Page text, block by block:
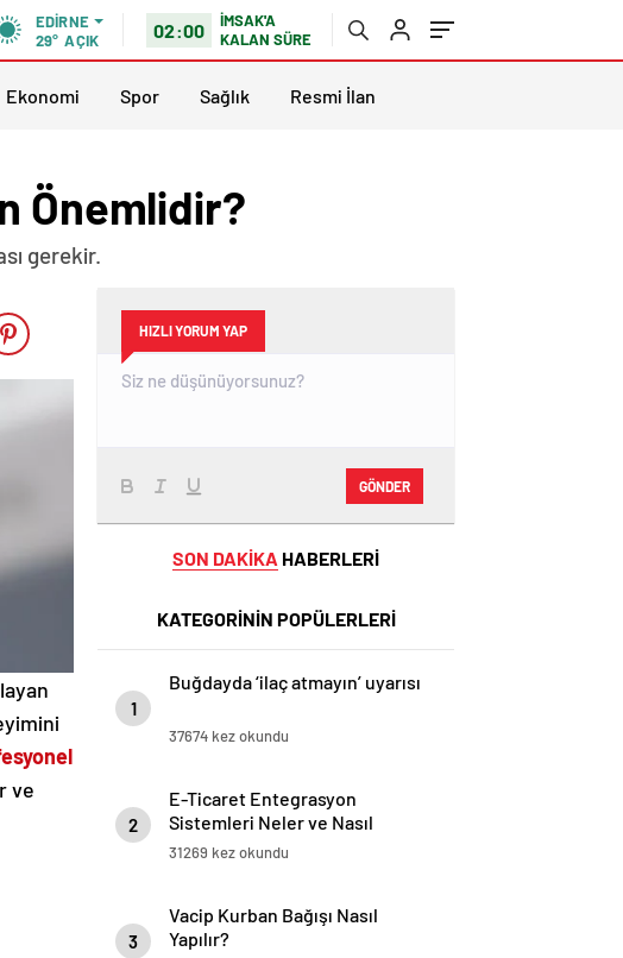
EDIRNE
29° AÇIK 02:00
İMSAK'A
KALAN SÜRE
Ekonomi Spor Sağlık Resmi İlan
Önemlidir?
gerekir.
ve
HIZLI YORUM YAP
GÖNDER
SON DAKİKA HABERLERİ
KATEGORİNİN POPÜLERLERİ
1
Buğdayda ‘ilaç atmayın’ uyarısı
37674 kez okundu
2
E-Ticaret Entegrasyon
Sistemleri Neler ve Nasıl
Yapılır?
31269 kez okundu
3
Vacip Kurban Bağışı Nasıl
Yapılır?